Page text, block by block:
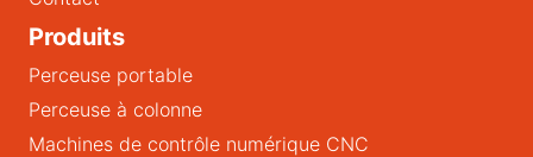
Produits
Perceuse portable
Perceuse à colonne
Machines de contrôle numérique CNC